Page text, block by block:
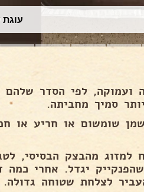
עוגת
ועמוקה, לפי הסדר שלהם
סמיך מחביתה.
שומשום או חריע או
מהבצק הבסיסי,
יגדל. אחרי כמה
לצלחת שטוחה גדולה.